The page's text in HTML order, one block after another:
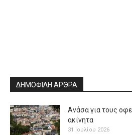
ΔΗΜΟΦΙΛΗ ΑΡΘΡΑ
Ανάσα για τους
ακίνητα
31 Ιουλίου 2026